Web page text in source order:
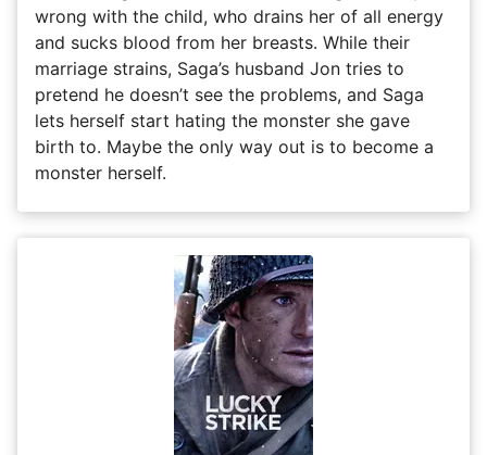
wrong with the child, who drains her of all energy
and sucks blood from her breasts. While their
marriage strains, Saga’s husband Jon tries to
pretend he doesn’t see the problems, and Saga
lets herself start hating the monster she gave
birth to. Maybe the only way out is to become a
monster herself.